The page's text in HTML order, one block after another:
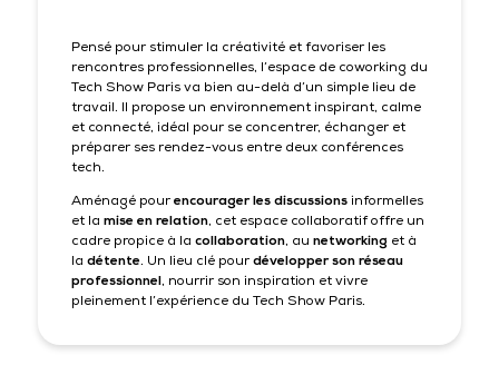
Pensé pour stimuler la créativité et favoriser les
rencontres professionnelles, l’espace de coworking du
Tech Show Paris va bien au-delà d’un simple lieu de
travail. Il propose un environnement inspirant, calme
et connecté, idéal pour se concentrer, échanger et
préparer ses rendez-vous entre deux conférences
tech.
Aménagé pour encourager les discussionsinformelles
et la mise en relation, cet espace collaboratif offre un
cadre propice à la collaboration, au networking et à
la détente. Un lieu clé pour développer son réseau
professionnel, nourrir son inspiration et vivre
pleinement l’expérience du Tech Show Paris.